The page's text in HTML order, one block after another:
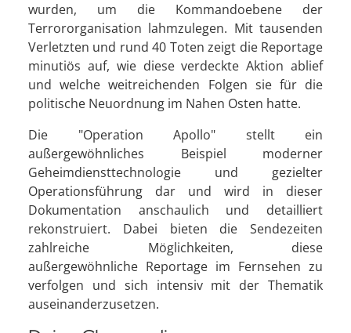
wurden, um die Kommandoebene der
Terrororganisation lahmzulegen. Mit tausenden
Verletzten und rund 40 Toten zeigt die Reportage
minutiös auf, wie diese verdeckte Aktion ablief
und welche weitreichenden Folgen sie für die
politische Neuordnung im Nahen Osten hatte.
Die "Operation Apollo" stellt ein
außergewöhnliches Beispiel moderner
Geheimdiensttechnologie und gezielter
Operationsführung dar und wird in dieser
Dokumentation anschaulich und detailliert
rekonstruiert. Dabei bieten die Sendezeiten
zahlreiche Möglichkeiten, diese
außergewöhnliche Reportage im Fernsehen zu
verfolgen und sich intensiv mit der Thematik
auseinanderzusetzen.